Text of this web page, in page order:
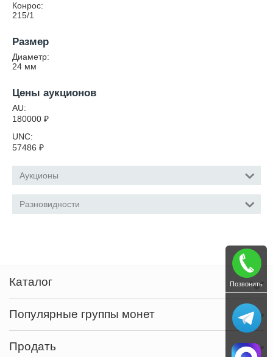
Конрос:
215/1
Размер
Диаметр:
24 мм
Цены аукционов
AU:
180000 ₽
UNC:
57486 ₽
Аукционы
Разновидности
Каталог
Популярные группы монет
Продать
Позвонить